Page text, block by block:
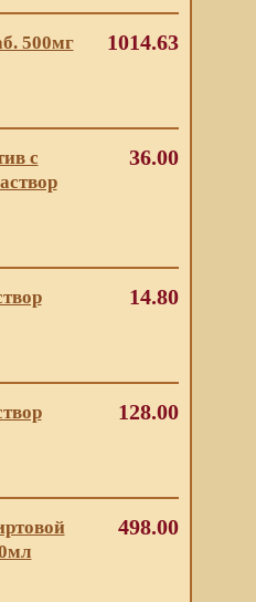
500мг
1014.63
с
36.00
14.80
128.00
498.00